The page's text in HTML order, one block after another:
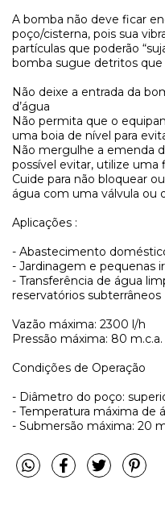
A bomba não deve ficar
poço/cisterna, pois sua
partículas que poderão
bomba sugue detritos que
Não deixe a entrada da
d’água
Não permita que o
uma boia de nível para
Não mergulhe a emenda
possível evitar, utilize uma
Cuide para não bloquear
água com uma válvula ou
Aplicações :
- Abastecimento
- Jardinagem e pequenas
- Transferência de água
reservatórios subterrâneos
Vazão máxima: 2300 l/h
Pressão máxima: 80 m.c.a.
Condições de Operação
- Diâmetro do poço:
- Temperatura máxima de
- Submersão máxima: 20